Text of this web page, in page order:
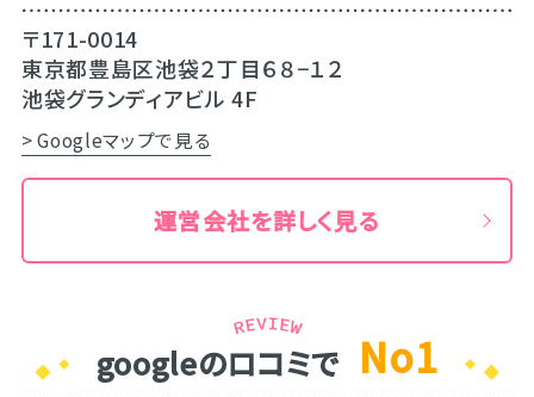
〒171-0014
東京都豊島区池袋２丁目６８−１２
池袋グランディアビル 4F
> Googleマップで見る
運営会社を詳しく見る
googleのロコミで No1